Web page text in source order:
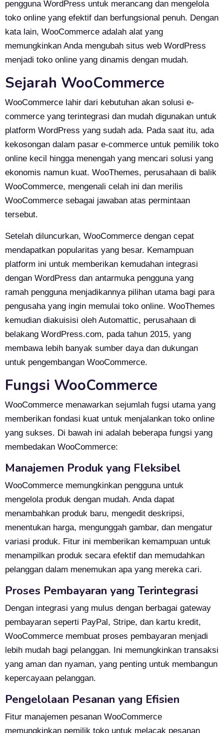
pengguna WordPress untuk merancang dan mengelola
toko online yang efektif dan berfungsional penuh. Dengan
kata lain, WooCommerce adalah alat yang
memungkinkan Anda mengubah situs web WordPress
menjadi toko online yang dinamis dengan mudah.
Sejarah WooCommerce
WooCommerce lahir dari kebutuhan akan solusi e-
commerce yang terintegrasi dan mudah digunakan untuk
platform WordPress yang sudah ada. Pada saat itu, ada
kekosongan dalam pasar e-commerce untuk pemilik toko
online kecil hingga menengah yang mencari solusi yang
ekonomis namun kuat. WooThemes, perusahaan di balik
WooCommerce, mengenali celah ini dan merilis
WooCommerce sebagai jawaban atas permintaan
tersebut.
Setelah diluncurkan, WooCommerce dengan cepat
mendapatkan popularitas yang besar. Kemampuan
platform ini untuk memberikan kemudahan integrasi
dengan WordPress dan antarmuka pengguna yang
ramah pengguna menjadikannya pilihan utama bagi para
pengusaha yang ingin memulai toko online. WooThemes
kemudian diakuisisi oleh Automattic, perusahaan di
belakang WordPress.com, pada tahun 2015, yang
membawa lebih banyak sumber daya dan dukungan
untuk pengembangan WooCommerce.
Fungsi WooCommerce
WooCommerce menawarkan sejumlah fugsi utama yang
memberikan fondasi kuat untuk menjalankan toko online
yang sukses. Di bawah ini adalah beberapa fungsi yang
membedakan WooCommerce:
Manajemen Produk yang Fleksibel
WooCommerce memungkinkan pengguna untuk
mengelola produk dengan mudah. Anda dapat
menambahkan produk baru, mengedit deskripsi,
menentukan harga, mengunggah gambar, dan mengatur
variasi produk. Fitur ini memberikan kemampuan untuk
menampilkan produk secara efektif dan memudahkan
pelanggan dalam menemukan apa yang mereka cari.
Proses Pembayaran yang Terintegrasi
Dengan integrasi yang mulus dengan berbagai gateway
pembayaran seperti PayPal, Stripe, dan kartu kredit,
WooCommerce membuat proses pembayaran menjadi
lebih mudah bagi pelanggan. Ini memungkinkan transaksi
yang aman dan nyaman, yang penting untuk membangun
kepercayaan pelanggan.
Pengelolaan Pesanan yang Efisien
Fitur manajemen pesanan WooCommerce
memungkinkan pemilik toko untuk melacak pesanan